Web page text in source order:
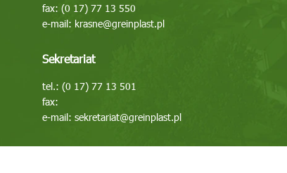
fax: (0 17) 77 13 550
e-mail: krasne@greinplast.pl
Sekretariat
tel.: (0 17) 77 13 501
fax:
e-mail: sekretariat@greinplast.pl